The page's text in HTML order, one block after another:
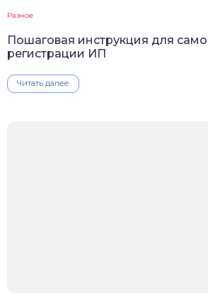
Разное
Пошаговая инструкция для
регистрации ИП
Читать далее